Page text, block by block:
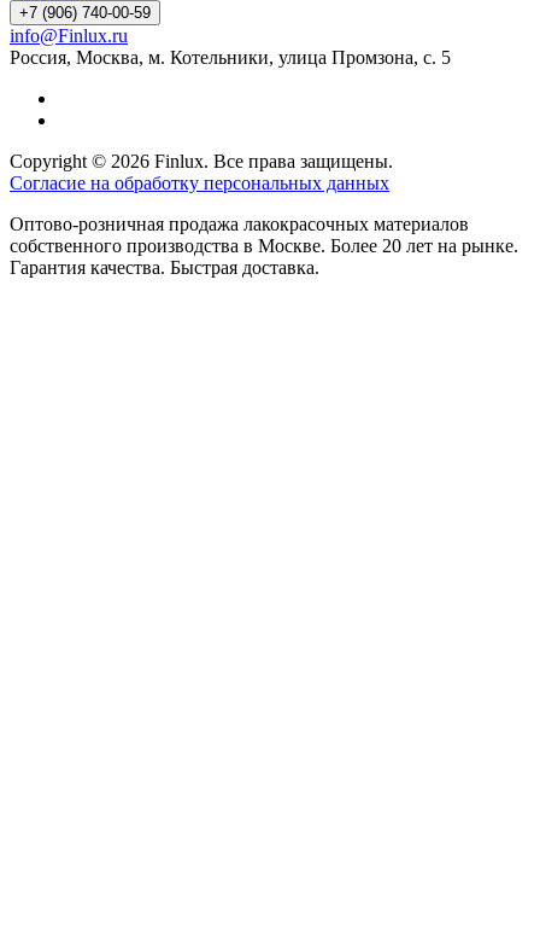
+7 (906) 740-00-59
info@Finlux.ru
Россия, Москва, м. Котельники, улица Промзона, с. 5
Copyright © 2026 Finlux. Все права защищены.
Согласие на обработку персональных данных
Оптово-розничная продажа лакокрасочных материалов
собственного производства в Москве. Более 20 лет на рынке.
Гарантия качества. Быстрая доставка.